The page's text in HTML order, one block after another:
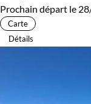
Prochain départ le
Carte
Détails